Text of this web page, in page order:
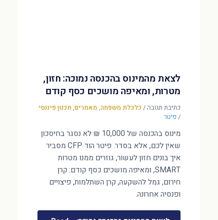
לצאת מהמינוס בהכנסה נמוכה: חזון,
מטרות, ומאיפה מושכים כסף קודם
כתיבת תגובה/ כלכלת משפחה, מאמרים, תכנון פיננסי
/ פיטר
מינוס בהכנסה של 10,000 ₪ לא נסגר בחיסכון
שאין לכם, אלא בסדר. פיטר הוד CFP מסביר
איך בונים חזון לעשור, גוזרים ממנו מטרות
SMART, ומאיפה מושכים כסף קודם: קרן
חירום, גמל להשקעה, קרן השתלמות, פיצויים
ופנסיה אחרונה.